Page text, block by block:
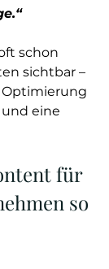
schon
sichtbar –
Optimierung
eine
für
so